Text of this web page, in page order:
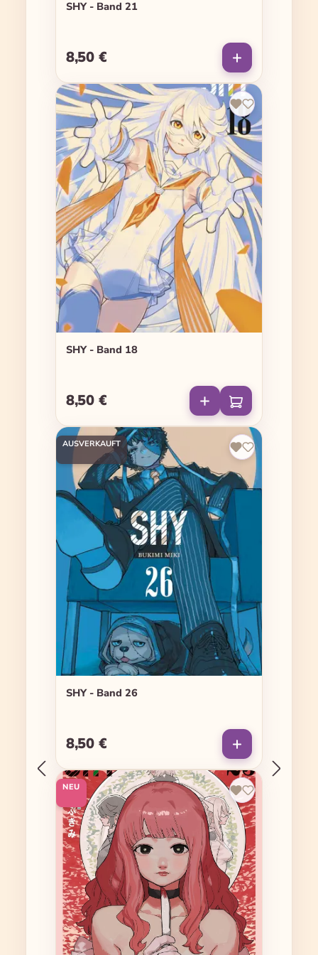
SHY - Band 21
Regulärer Preis:
8,50 €
SHY - Band 18
Regulärer Preis:
8,50 €
AUSVERKAUFT
SHY - Band 26
Regulärer Preis:
8,50 €
NEU